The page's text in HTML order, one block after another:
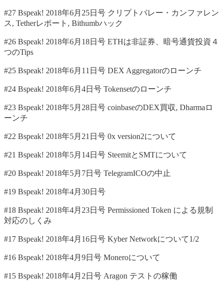
#27 Bspeak! 2018年6月25日号 クリプトバレー・カンファレン
ス, Tetherレポート, Bithumbハック
#26 Bspeak! 2018年6月18日号 ETHは非証券、暗号通貨投資４
つのTips
#25 Bspeak! 2018年6月11日号 DEX Aggregatorのローンチ
#24 Bspeak! 2018年6月4日号 Tokensetのローンチ
#23 Bspeak! 2018年5月28日号 coinbaseのDEX買収, Dharmaロ
ーンチ
#22 Bspeak! 2018年5月21日号 0x version2について
#21 Bspeak! 2018年5月14日号 SteemitとSMTについて
#20 Bspeak! 2018年5月7日号 TelegramICOの中止
#19 Bspeak! 2018年4月30日号
#18 Bspeak! 2018年4月23日号 Permissioned Token による規制
対応のしくみ
#17 Bspeak! 2018年4月16日号 Kyber Networkについて1/2
#16 Bspeak! 2018年4月9日号 Moneroについて
#15 Bspeak! 2018年4月2日号 Aragon テストの稼働